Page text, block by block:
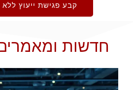
קבע פגישת ייעוץ
חדשות